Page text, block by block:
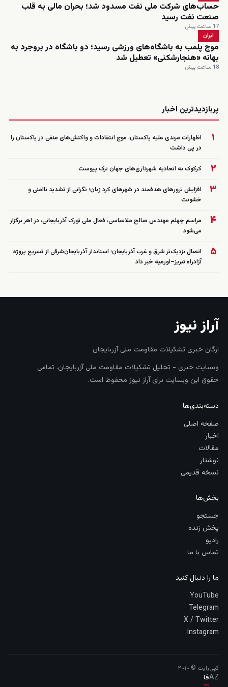
حساب‌های شرکت ملی نفت مسدود شد؛ بحران مالی به قلب
صنعت نفت رسید
17 ساعت پیش
ایران
موج پلمب به باشگاه‌های ورزشی رسید؛ دو باشگاه در بروجرد به
بهانه «هنجارشکنی» تعطیل شد
18 ساعت پیش
پربازدیدترین اخبار
۱
اظهارات مرندی علیه پاکستان، موج انتقادات و واکنش‌های منفی در پاکستان را
در پی داشت
۲ کرکوک به اتحادیه شهرداری‌های جهان ترک پیوست
۳
افزایش ترورهای هدفمند در شهرهای کرد زبان؛ نگرانی از تشدید ناامنی و
خشونت
۴
مراسم چهلم مهندس صالح ملاعباسی، فعال ملی تورک آذربایجانی، در اهر برگزار
می‌شود
۵
اتصال نزدیک‌تر شرق و غرب آذربایجان؛ استاندار آذربایجان‌شرقی از تسریع پروژه
آزادراه تبریز–اورمیه خبر داد
آراز نیوز
ارگان خبری تشکیلات مقاومت ملی آزربایجان
وبسایت خبری - تحلیل تشکیلات مقاومت ملی آزربایجان. تمامی
حقوق این وبسایت برای آراز نیوز محفوظ است.
دسته‌بندی‌ها
صفحه اصلی
اخبار
مقالات
نوشتار
نسخه قدیمی
بخش‌ها
جستجو
پخش زنده
رادیو
تماس با ما
ما را دنبال کنید
YouTube
Telegram
X / Twitter
Instagram
کپی‌رایت © ۲۰۱۰
AZفا